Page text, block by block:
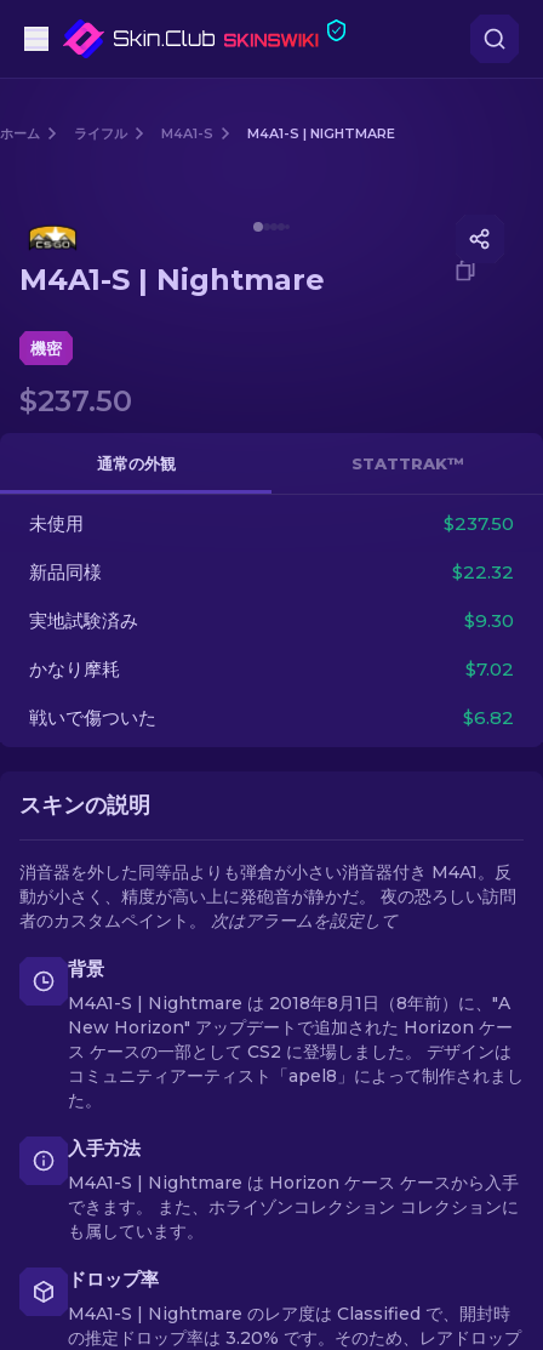
ライフル
スナイパーライフル
グローブ
ケース
その他
ホーム ライフル M4A1-S M4A1-S | NIGHTMARE
M4A1-S | Nightmare
機密
$237.50
通常の外観 STATTRAK™
未使用 $237.50
新品同様 $22.32
実地試験済み $9.30
かなり摩耗 $7.02
戦いで傷ついた $6.82
スキンの説明
消音器を外した同等品よりも弾倉が小さい消音器付き M4A1。反
動が小さく、精度が高い上に発砲音が静かだ。 夜の恐ろしい訪問
者のカスタムペイント。 次はアラームを設定して
背景
M4A1-S | Nightmare は 2018年8月1日（8年前）に、"A
New Horizon" アップデートで追加された Horizon ケー
ス ケースの一部として CS2 に登場しました。 デザインは
コミュニティアーティスト「apel8」によって制作されまし
た。
入手方法
M4A1-S | Nightmare は Horizon ケース ケースから入手
できます。 また、ホライゾンコレクション コレクションに
も属しています。
ドロップ率
M4A1-S | Nightmare のレア度は Classified で、開封時
の推定ドロップ率は 3.20% です。そのため、レアドロップ